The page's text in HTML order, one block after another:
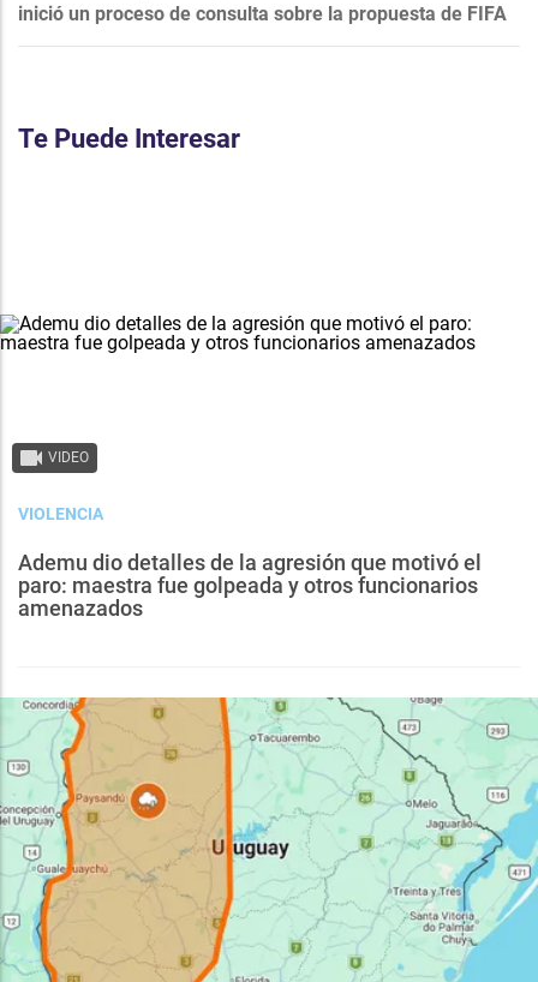
inició un proceso de consulta sobre la propuesta de FIFA
Te Puede Interesar
VIDEO
VIOLENCIA
Ademu dio detalles de la agresión que motivó el
paro: maestra fue golpeada y otros funcionarios
amenazados